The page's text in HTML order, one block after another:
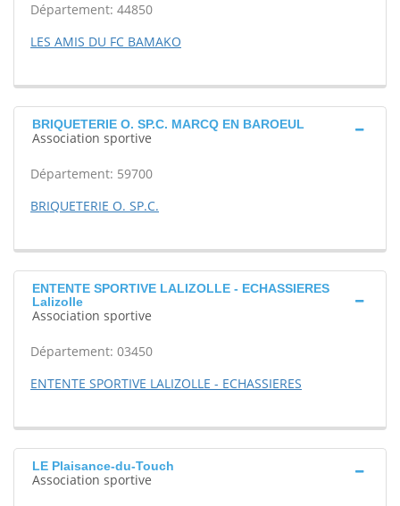
Département: 44850
LES AMIS DU FC BAMAKO
BRIQUETERIE O. SP.C. MARCQ EN BAROEUL
Association sportive
Département: 59700
BRIQUETERIE O. SP.C.
ENTENTE SPORTIVE LALIZOLLE - ECHASSIERES
Lalizolle
Association sportive
Département: 03450
ENTENTE SPORTIVE LALIZOLLE - ECHASSIERES
LE Plaisance-du-Touch
Association sportive